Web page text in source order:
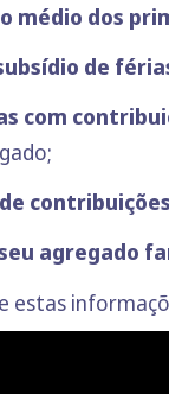
médio dos
de
com
agregado
estas